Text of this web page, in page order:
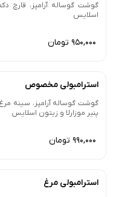
گوشت گوساله آرامپز، قارچ
اسلایس
950,000 تومان
استرامبولی مخصوص
گوشت گوساله آرامپز، سینه
پنیر موزارلا و زیتون اسلایس
990,000 تومان
استرامبولی مرغ